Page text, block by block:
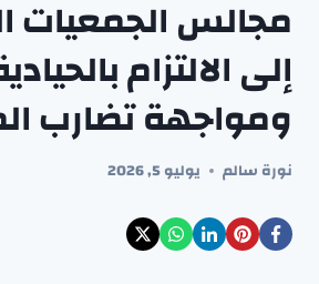
مجالس الجمعيات
إلى الالتزام
ومواجهة تضارب
نورة سالم يوليو 5, 2026